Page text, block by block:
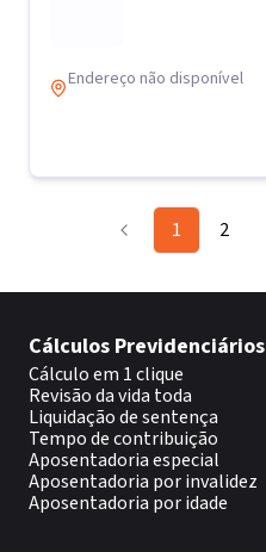
Endereço não disponível
1 2
Cálculos Previdenciários
Cálculo em 1 clique
Revisão da vida toda
Liquidação de sentença
Tempo de contribuição
Aposentadoria especial
Aposentadoria por invalidez
Aposentadoria por idade